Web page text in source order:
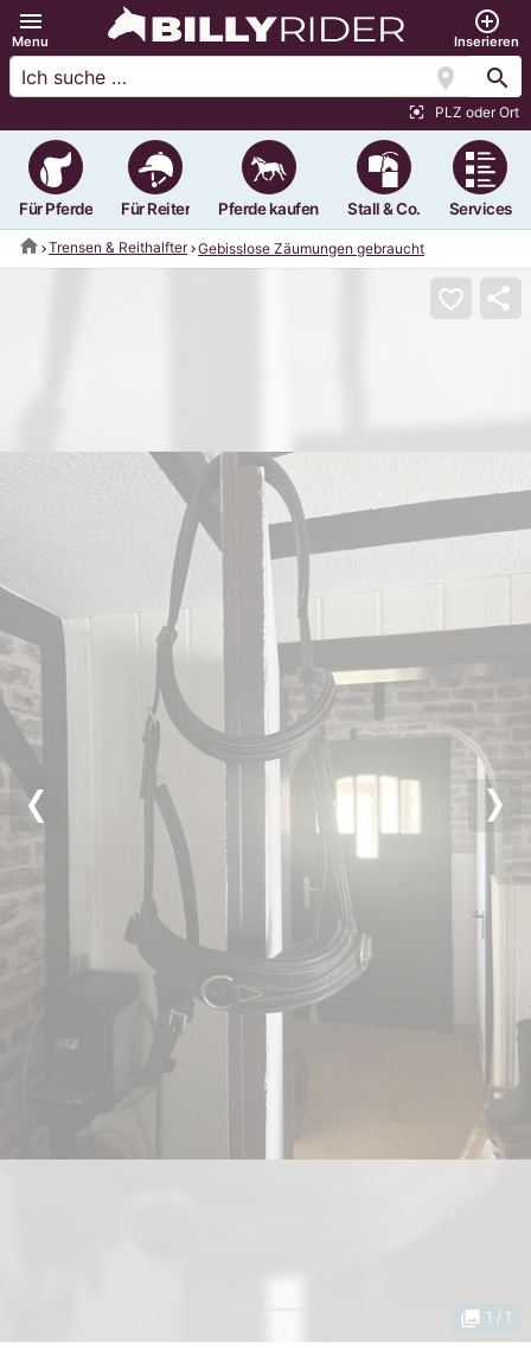
menu
Menu
add_circle_outline
Inserieren
location_on search
center_focus_strong PLZ oder Ort
Für Pferde Für Reiter Pferde kaufen Stall & Co. Services
home Trensen & Reithalfter Gebisslose Zäumungen gebraucht
Previous
favorite_border share
photo_library 1 / 1